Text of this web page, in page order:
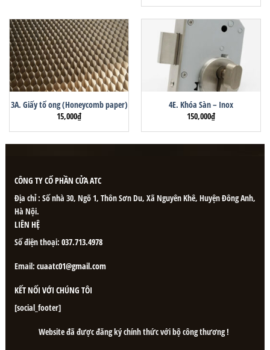
3A. Giấy tổ ong (Honeycomb paper)
15,000₫
4E. Khóa Sàn – Inox
150,000₫
CÔNG TY CỔ PHẦN CỬA ATC
Địa chỉ : Số nhà 30, Ngõ 1, Thôn Sơn Du, Xã Nguyên Khê, Huyện Đông Anh,
Hà Nội.
LIÊN HỆ
Số điện thoại: 037.713.4978
Email: cuaatc01@gmail.com
KẾT NỐI VỚI CHÚNG TÔI
[social_footer]
Website đã được đăng ký chính thức với bộ công thương !